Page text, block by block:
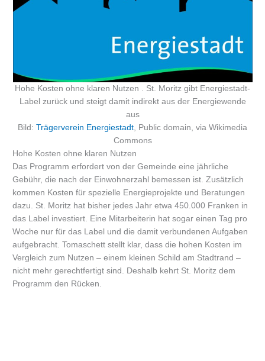
Hohe Kosten ohne klaren Nutzen . St. Moritz gibt Energiestadt-
Label zurück und steigt damit indirekt aus der Energiewende
aus
Bild: Trägerverein Energiestadt , Public domain, via Wikimedia
Commons
Hohe Kosten ohne klaren Nutzen
Das Programm erfordert von der Gemeinde eine jährliche
Gebühr, die nach der Einwohnerzahl bemessen ist. Zusätzlich
kommen Kosten für spezielle Energieprojekte und Beratungen
dazu. St. Moritz hat bisher jedes Jahr etwa 450.000 Franken in
das Label investiert. Eine Mitarbeiterin hat sogar einen Tag pro
Woche nur für das Label und die damit verbundenen Aufgaben
aufgebracht. Tomaschett stellt klar, dass die hohen Kosten im
Vergleich zum Nutzen – einem kleinen Schild am Stadtrand –
nicht mehr gerechtfertigt sind. Deshalb kehrt St. Moritz dem
Programm den Rücken.